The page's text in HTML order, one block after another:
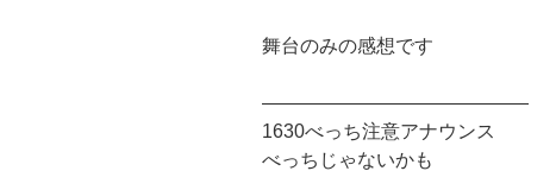
舞台のみの感想です
——————————————
1630べっち注意アナウンス
べっちじゃないかも